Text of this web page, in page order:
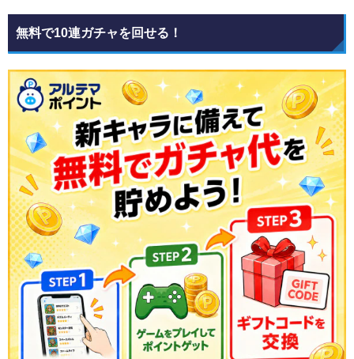
無料で10連ガチャを回せる！